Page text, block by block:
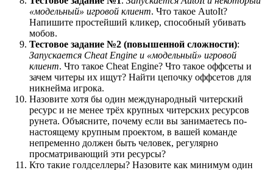
«модельный» игровой клиент. Что такое AutoIt?
Напишите простейший кликер, способный убивать
мобов.
Тестовое задание №2 (повышенной сложности):
Запускается Cheat Engine и «модельный» игровой
клиент. Что такое Cheat Engine? Что такое оффсеты и
зачем читеры их ищут? Найти цепочку оффсетов для
никнейма игрока.
Назовите хотя бы один международный читерский
ресурс и не менее трёх крупных читерских ресурсов
рунета. Объясните, почему если вы занимаетесь по-
настоящему крупным проектом, в вашей команде
непременно должен быть человек, регулярно
просматривающий эти ресурсы?
Кто такие голдселлеры? Назовите как минимум один